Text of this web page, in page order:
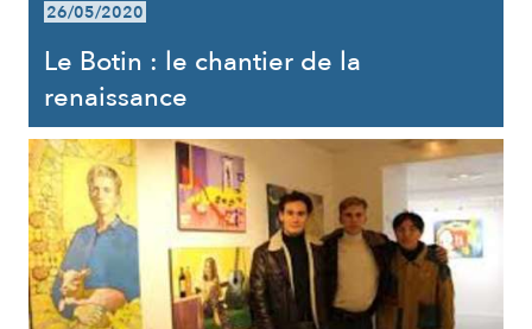
26/05/2020
Le Botin : le chantier de la
renaissance